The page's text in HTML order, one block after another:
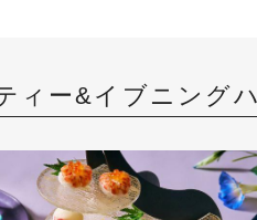
ィー&イブニング